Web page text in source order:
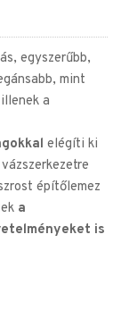
egyszerűbb,
mint
a
elégíti ki
építőlemez
a
is